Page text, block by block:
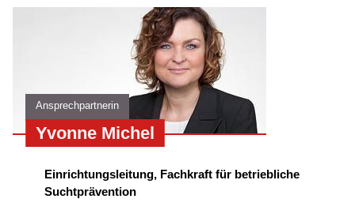
Ansprechpartnerin
Yvonne Michel
Einrichtungsleitung, Fachkraft für betriebliche
Suchtprävention